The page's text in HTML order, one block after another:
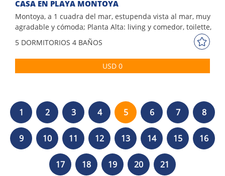
CASA EN PLAYA MONTOYA
Montoya, a 1 cuadra del mar, estupenda vista al mar, muy
agradable y cómoda; Planta Alta: living y comedor, toilette,
cocina y suite principal; Planta baja: 4 dormitorios, 3 baños,
2 suites; servicio con baño, parrillero techado
5 DORMITORIOS 4 BAÑOS
USD 0
1 2 3 4 5 6 7 8
9 10 11 12 13 14 15 16
17 18 19 20 21